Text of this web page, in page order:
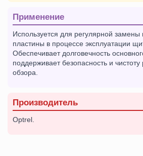
Применение
Используется для регулярной
пластины в процессе эксплуатации
Обеспечивает долговечность
поддерживает безопасность и
обзора.
Производитель
Optrel.